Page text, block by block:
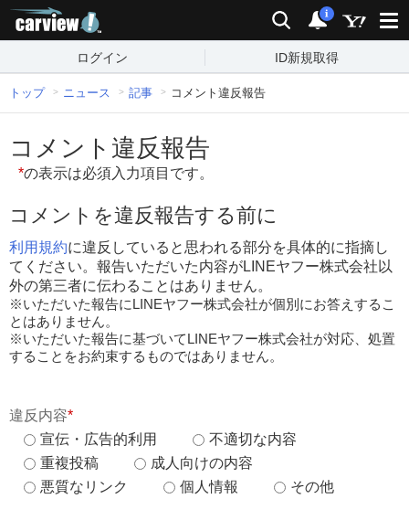
検索 通知
i
ログイン ID新規取得
トップ ニュース 記事 コメント違反報告
コメント違反報告
*の表示は必須入力項目です。
コメントを違反報告する前に
利用規約に違反していると思われる部分を具体的に指摘し
てください。報告いただいた内容がLINEヤフー株式会社以
外の第三者に伝わることはありません。
※いただいた報告にLINEヤフー株式会社が個別にお答えするこ
とはありません。
※いただいた報告に基づいてLINEヤフー株式会社が対応、処置
することをお約束するものではありません。
違反内容*
宣伝・広告的利用
不適切な内容
重複投稿
成人向けの内容
悪質なリンク
個人情報 その他